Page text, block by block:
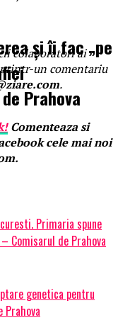
colaboratori ai
un comentariu
.
Comenteaza si
cele mai noi
Primaria spune
Comisarul de Prahova
genetica pentru
și îi fac „pe
Prahova